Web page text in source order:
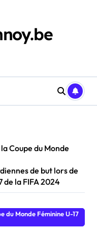
Coupe du Monde
de but lors de
de la FIFA 2024
du Monde Féminine U-17